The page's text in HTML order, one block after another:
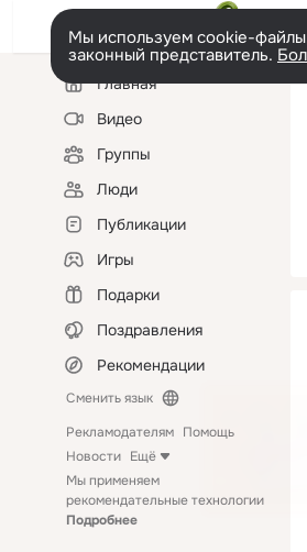
Мы используем cookie-
законный представитель.
Левая
колонкаГлавная
Видео
Группы
Люди
Публикации
Игры
Подарки
Поздравления
Рекомендации
Сменить язык
Рекламодателям Помощь
Новости Ещё
Мы применяем
рекомендательные технологии
Подробнее